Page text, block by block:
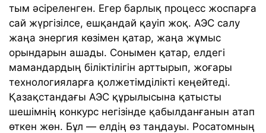
тым әсіреленген. Егер барлық процесс жоспарға
сай жүргізілсе, ешқандай қауіп жоқ. АЭС салу
жаңа энергия көзімен қатар, жаңа жұмыс
орындарын ашады. Сонымен қатар, елдегі
мамандардың біліктілігін арттырып, жоғары
технологияларға қолжетімділікті кеңейтеді.
Қазақстандағы АЭС құрылысына қатысты
шешімнің конкурс негізінде қабылданғанын атап
өткен жөн. Бұл — елдің өз таңдауы. Росатомның